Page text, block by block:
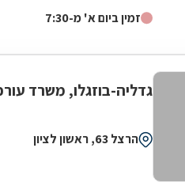
זמין ביום א' מ-7:30
גדליה-בוזגלו, משרד עורכי
הרצל 63, ראשון לציון